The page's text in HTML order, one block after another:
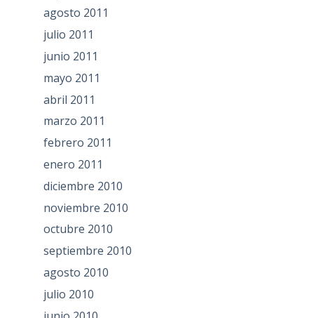
agosto 2011
julio 2011
junio 2011
mayo 2011
abril 2011
marzo 2011
febrero 2011
enero 2011
diciembre 2010
noviembre 2010
octubre 2010
septiembre 2010
agosto 2010
julio 2010